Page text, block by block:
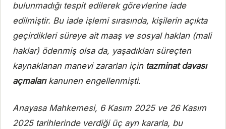
bulunmadığı tespit edilerek görevlerine iade
edilmiştir. Bu iade işlemi sırasında, kişilerin açıkta
geçirdikleri süreye ait maaş ve sosyal hakları (mali
haklar) ödenmiş olsa da, yaşadıkları süreçten
kaynaklanan manevi zararları için tazminat davası
açmalarıkanunen engellenmişti.
Anayasa Mahkemesi, 6 Kasım 2025 ve 26 Kasım
2025 tarihlerinde verdiği üç ayrı kararla, bu